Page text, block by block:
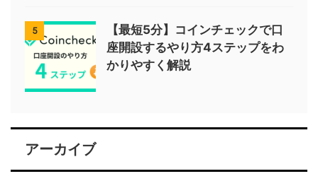
5
【最短5分】コインチェックで口
座開設するやり方4ステップをわ
かりやすく解説
アーカイブ